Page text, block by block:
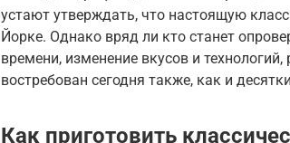
устают утверждать, что настоящую
Йорке. Однако вряд ли кто станет
времени, изменение вкусов и
востребован сегодня также, как и
Как приготовить